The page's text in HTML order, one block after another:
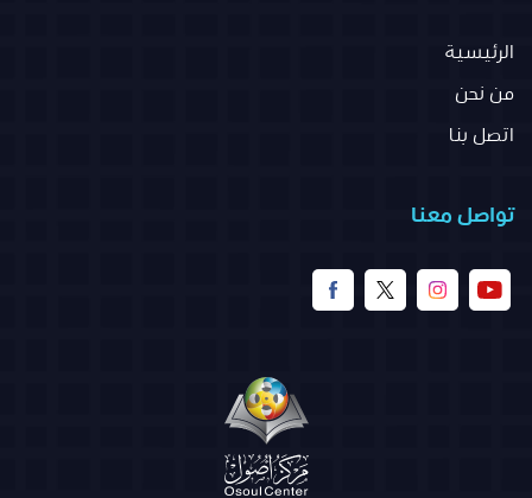
الرئيسية
من نحن
اتصل بنا
تواصل معنا